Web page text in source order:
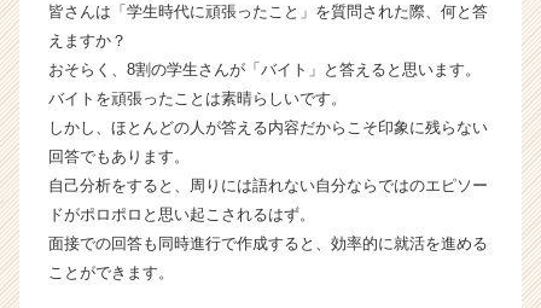
e
C
a
r
e
r）
皆さんは「学生時代に頑張ったこと」を質問された際、何と答
えますか？
おそらく、8割の学生さんが「バイト」と答えると思います。
バイトを頑張ったことは素晴らしいです。
しかし、ほとんどの人が答える内容だからこそ印象に残らない
回答でもあります。
自己分析をすると、周りには語れない自分ならではのエピソー
ドがポロポロと思い起こされるはず。
面接での回答も同時進行で作成すると、効率的に就活を進める
ことができます。